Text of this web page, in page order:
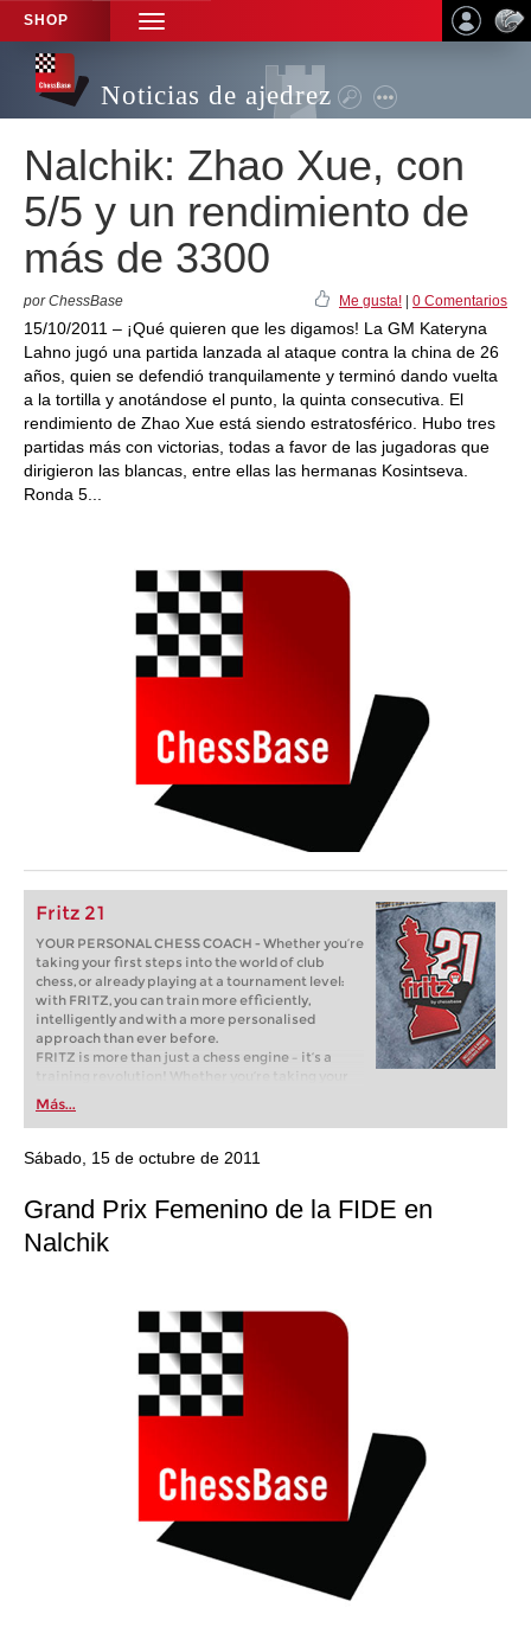
SHOP
TOGGLE
NAVIGATION
Noticias de ajedrez
Nalchik: Zhao Xue, con
5/5 y un rendimiento de
más de 3300
por ChessBase Me gusta! 0 Comentarios
15/10/2011 – ¡Qué quieren que les digamos! La GM Kateryna
Lahno jugó una partida lanzada al ataque contra la china de 26
años, quien se defendió tranquilamente y terminó dando vuelta
a la tortilla y anotándose el punto, la quinta consecutiva. El
rendimiento de Zhao Xue está siendo estratosférico. Hubo tres
partidas más con victorias, todas a favor de las jugadoras que
dirigieron las blancas, entre ellas las hermanas Kosintseva.
Ronda 5...
Fritz 21
YOUR PERSONAL CHESS COACH - Whether you’re
taking your first steps into the world of club
chess, or already playing at a tournament level:
with FRITZ, you can train more efficiently,
intelligently and with a more personalised
approach than ever before.
FRITZ is more than just a chess engine – it’s a
training revolution! Whether you’re taking your
first steps into the world of club chess, or already
playing at a tournament level: with FRITZ, you can
train more efficiently, intelligently and with a
more personalised approach than ever before.
Más...
Sábado, 15 de octubre de 2011
Grand Prix Femenino de la FIDE en
Nalchik